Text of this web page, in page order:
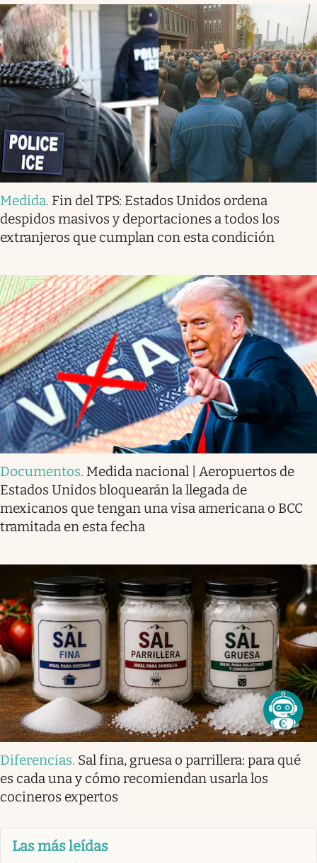
Medida. Fin del TPS: Estados Unidos ordena
despidos masivos y deportaciones a todos los
extranjeros que cumplan con esta condición
Documentos. Medida nacional | Aeropuertos de
Estados Unidos bloquearán la llegada de
mexicanos que tengan una visa americana o BCC
tramitada en esta fecha
Diferencias. Sal fina, gruesa o parrillera: para qué
es cada una y cómo recomiendan usarla los
cocineros expertos
Las más leídas